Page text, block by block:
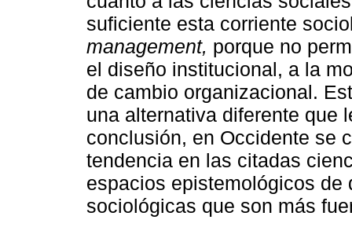
suficiente esta corriente
management, porque no
el diseño institucional, a la
de cambio organizacional.
una alternativa diferente que
conclusión, en Occidente se
tendencia en las citadas
espacios epistemológicos
sociológicas que son más